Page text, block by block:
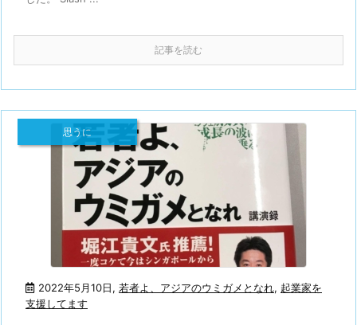
記事を読む
2022年5月10日
思うに
, 若者よ、アジアのウミガメとなれ, 起業家を
支援してます